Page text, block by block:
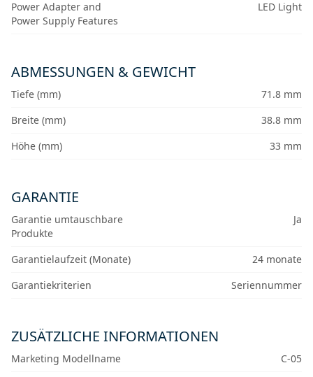
Power Adapter and
Power Supply Features
LED Light
ABMESSUNGEN & GEWICHT
Tiefe (mm)
71.8 mm
Breite (mm)
38.8 mm
Höhe (mm)
33 mm
GARANTIE
Garantie umtauschbare
Produkte
Ja
Garantielaufzeit (Monate)
24 monate
Garantiekriterien
Seriennummer
ZUSÄTZLICHE INFORMATIONEN
Marketing Modellname
C-05